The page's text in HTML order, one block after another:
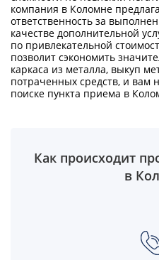
компания в Коломне
ответственность за
качестве дополнительной
по привлекательной
позволит сэкономить
каркаса из металла, выкуп
потраченных средств, и вам
поиске пункта приема в
Как происходит
в